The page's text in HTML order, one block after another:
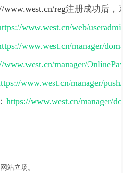
www.west.cn/reg注册成功后，
www.west.cn/web/
www.west.cn/manager/
www.west.cn/manager/
www.west.cn/manager/
https://www.west.cn/manager/
站立场。